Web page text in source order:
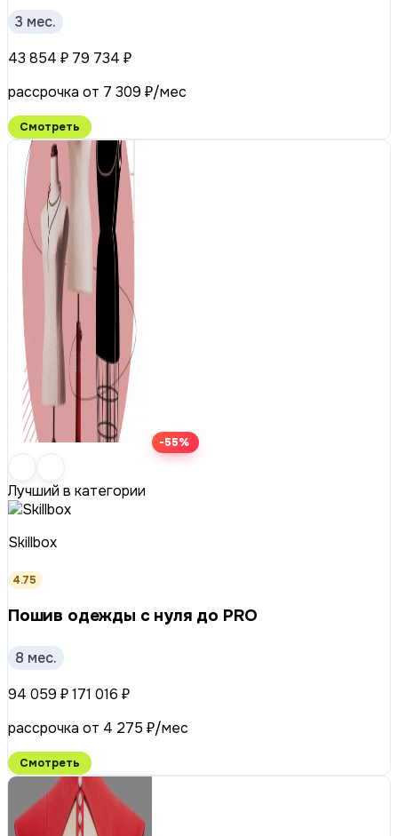
3 мес.
43 854 ₽ 79 734 ₽
рассрочка от 7 309 ₽/мес
Смотреть
-55%
Лучший в категории
Skillbox
4.75
Пошив одежды с нуля до PRO
8 мес.
94 059 ₽171 016 ₽
рассрочка от 4 275 ₽/мес
Смотреть